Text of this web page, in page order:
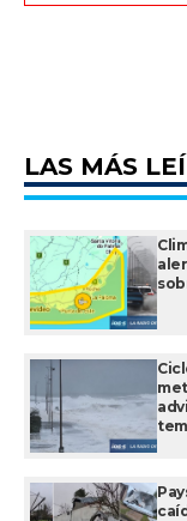
LAS MÁS